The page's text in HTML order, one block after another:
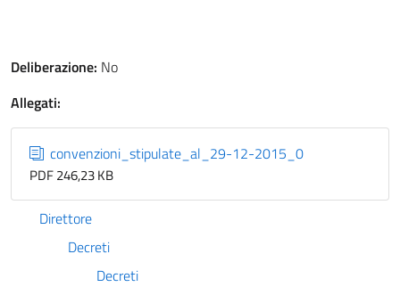
Deliberazione: No
Allegati:
convenzioni_stipulate_al_29-12-2015_0
PDF 246,23 KB
Direttore
Decreti
Decreti